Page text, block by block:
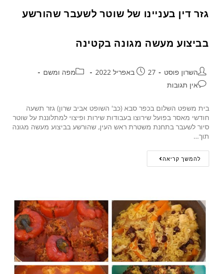
גזר דין בעניינו של שוטר לשעבר שהורשע
בביצוע מעשה מגונה בקטינה
השרון פוסט 27 באפריל 2022
מפה ומשם
אין תגובות
בית משפט השלום בכפר סבא (כב' השופט אביב שרון) גזר תשעה
חודשי מאסר בפועל שירוצו בעבודות שירות ופיצוי למתלוננת על שוטר
סיור לשעבר בתחנת משטרת ראש העין, שהורשע בביצוע מעשה מגונה
תוך…
להמשך קריאה